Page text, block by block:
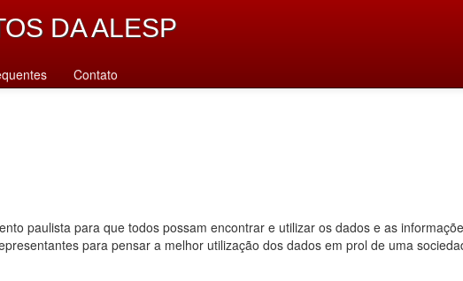
DA ALESP
Contato
paulista para que todos possam encontrar e utilizar os dados e as
para pensar a melhor utilização dos dados em prol de uma